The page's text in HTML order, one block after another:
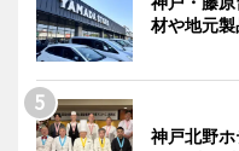
材や地元
神戸北野